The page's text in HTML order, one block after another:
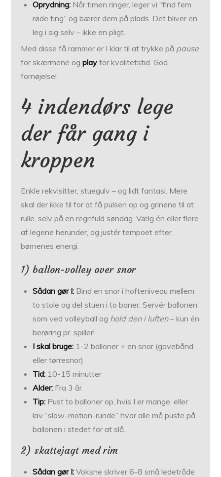
Oprydning: Når timen ringer, leger vi “find fem
røde ting” og bærer dem på plads. Det bliver en
leg i sig selv – ikke en pligt.
Med disse få rammer er I klar til at trykke på pause
for skærmene ogplay for kvalitetstid. God
fornøjelse!
4 indendørs lege
der får gang i
kroppen
Enkle rekvisitter, stuegulv – og lidt fantasi. Mere
skal der ikke til for at få pulsen op og grinene til at
rulle, selv på en regnfuld søndag. Vælg én eller flere
af legene herunder, og justér tempoet efter
børnenes energi.
1) ballon-volley over snor
Sådan gør I: Bind en snor i hofteniveau mellem
to stole og del stuen i to baner. Servér ballonen
som ved volleyball og hold den i luften– kun én
berøring pr. spiller!
I skal bruge: 1-2 balloner + en snor (gavebånd
eller tørresnor)
Tid: 10-15 minutter
Alder: Fra 3 år
Tip: Pust to balloner op, hvis I er mange, eller
lav “slow-motion-runde” hvor alle må puste på
ballonen i stedet for at slå.
2) skattejagt med rim
Sådan gør I: Voksne skriver 6-8 små ledetråde